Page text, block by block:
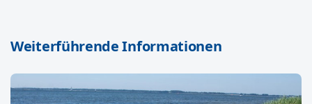
Weiterführende Informationen